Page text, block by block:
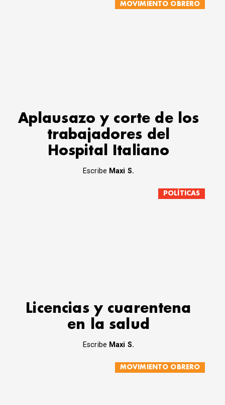
MOVIMIENTO OBRERO
Aplausazo y corte de los
trabajadores del
Hospital Italiano
Escribe Maxi S.
POLÍTICAS
Licencias y cuarentena
en la salud
Escribe Maxi S.
MOVIMIENTO OBRERO